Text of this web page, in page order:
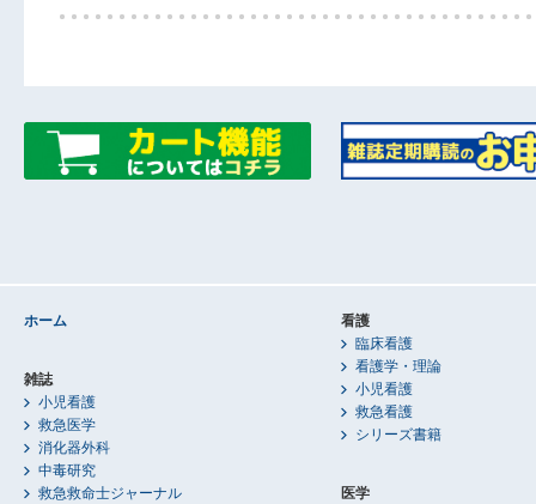
ホーム
雑誌
小児看護
救急医学
消化器外科
中毒研究
救急救命士ジャーナル
看護
臨床看護
看護学・理論
小児看護
救急看護
シリーズ書籍
医学